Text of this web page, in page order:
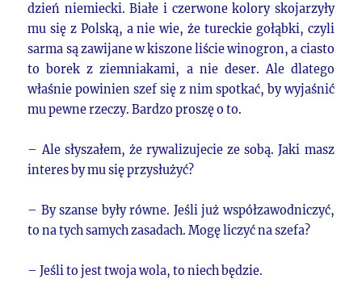
dzień niemiecki. Białe i czerwone kolory skojarzyły
mu się z Polską, a nie wie, że tureckie gołąbki, czyli
sarma są zawijane w kiszone liście winogron, a ciasto
to borek z ziemniakami, a nie deser. Ale dlatego
właśnie powinien szef się z nim spotkać, by wyjaśnić
mu pewne rzeczy. Bardzo proszę o to.
– Ale słyszałem, że rywalizujecie ze sobą. Jaki masz
interes by mu się przysłużyć?
– By szanse były równe. Jeśli już współzawodniczyć,
to na tych samych zasadach. Mogę liczyć na szefa?
– Jeśli to jest twoja wola, to niech będzie.